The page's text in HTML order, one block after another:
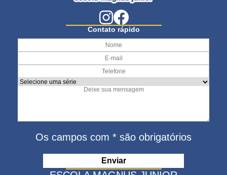
Contato rápido
Os campos com * são obrigatórios